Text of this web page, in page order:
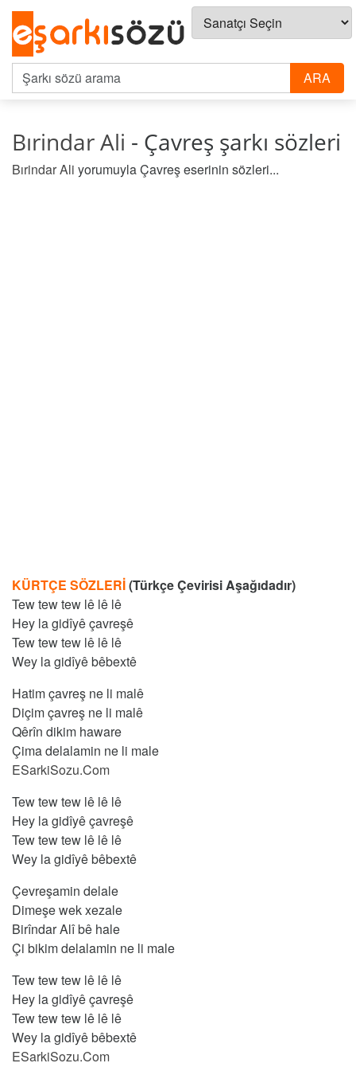
Bırindar Ali - Çavreş şarkı sözleri
Bırindar Ali yorumuyla Çavreş eserinin sözleri...
KÜRTÇE SÖZLERİ(Türkçe Çevirisi Aşağıdadır)
Tew tew tew lê lê lê
Hey la gidîyê çavreşê
Tew tew tew lê lê lê
Wey la gidîyê bêbextê
Hatim çavreş ne li malê
Diçim çavreş ne li malê
Qêrîn dikim haware
Çima delalamin ne li male
ESarkiSozu.Com
Tew tew tew lê lê lê
Hey la gidîyê çavreşê
Tew tew tew lê lê lê
Wey la gidîyê bêbextê
Çevreşamin delale
Dimeşe wek xezale
Birîndar Alî bê hale
Çi bikim delalamin ne li male
Tew tew tew lê lê lê
Hey la gidîyê çavreşê
Tew tew tew lê lê lê
Wey la gidîyê bêbextê
ESarkiSozu.Com